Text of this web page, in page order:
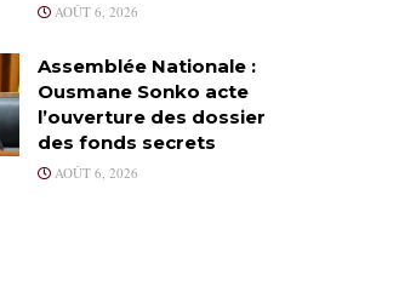
AOÛT 6, 2026
Assemblée Nationale :
Ousmane Sonko acte
l’ouverture des dossier
des fonds secrets
AOÛT 6, 2026